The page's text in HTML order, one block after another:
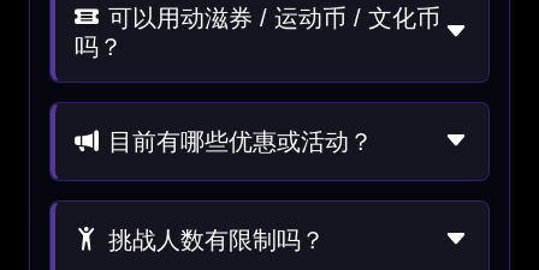
可以用动滋券 / 运动币 / 文化币
吗？
目前有哪些优惠或活动？
挑战人数有限制吗？